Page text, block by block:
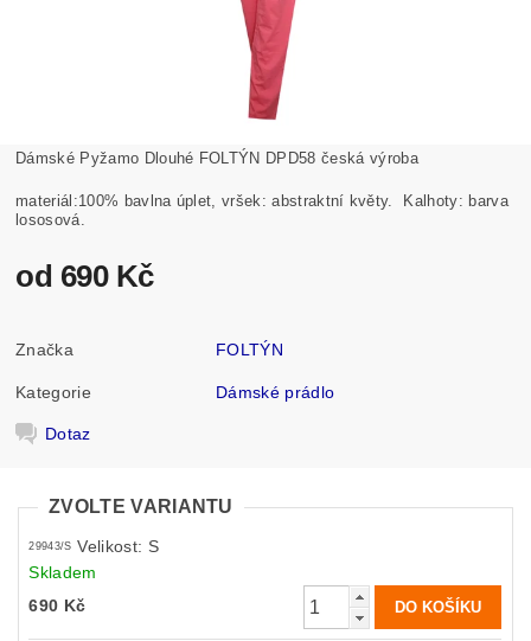
Dámské Pyžamo Dlouhé FOLTÝN DPD58 česká výroba
materiál:100% bavlna úplet, vršek: abstraktní květy. Kalhoty: barva
lososová.
od 690 Kč
Značka FOLTÝN
Kategorie Dámské prádlo
Dotaz
ZVOLTE VARIANTU
29943/S Velikost: S
Skladem
690 Kč